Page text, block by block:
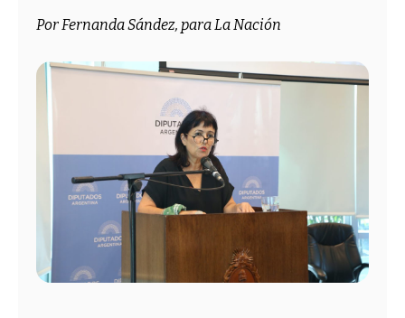
Por Fernanda Sández, para La Nación